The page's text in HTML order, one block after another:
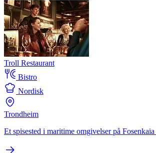
Troll Restaurant
Bistro
Nordisk
Trondheim
Et spisested i maritime omgivelser på